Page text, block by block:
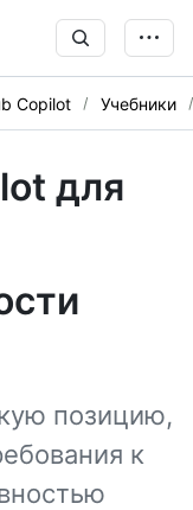
Copilot Учебники
для
позицию,
к